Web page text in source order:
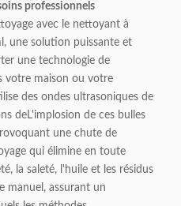
professionnels
avec le nettoyant à
une solution puissante et
une technologie de
votre maison ou votre
des ondes ultrasoniques de
deL'implosion de ces bulles
une chute de
qui élimine en toute
la saleté, l'huile et les résidus
manuel, assurant un